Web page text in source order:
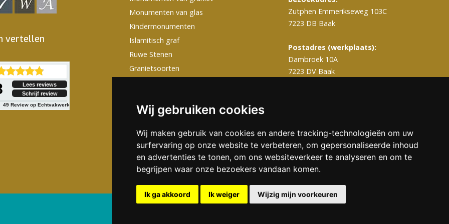
Wij gebruiken cookies
Wij maken gebruik van cookies en andere tracking-technologieën om uw
surfervaring op onze website te verbeteren, om gepersonaliseerde inhoud
en advertenties te tonen, om ons websiteverkeer te analyseren en om te
begrijpen waar onze bezoekers vandaan komen.
Ik ga akkoord Ik weiger Wijzig mijn voorkeuren
vertellen
Lees reviews
Schrijf review
49 Review op Echtvakwerk
Monumenten van glas
Kindermonumenten
Islamitisch graf
Ruwe Stenen
Granietsoorten
Grafstenen met prijzen
Zutphen Emmerikseweg 103C
7223 DB Baak
Postadres (werkplaats):
Dambroek 10A
7223 DV Baak